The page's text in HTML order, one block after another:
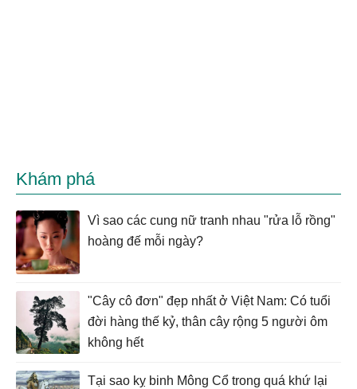
Khám phá
Vì sao các cung nữ tranh nhau "rửa lỗ rồng"
hoàng đế mỗi ngày?
"Cây cô đơn" đẹp nhất ở Việt Nam: Có tuổi
đời hàng thế kỷ, thân cây rộng 5 người ôm
không hết
Tại sao kỵ binh Mông Cổ trong quá khứ lại